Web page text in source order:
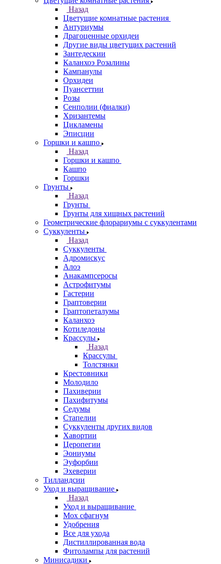
Назад
Цветущие комнатные растения
Антуриумы
Драгоценные орхидеи
Другие виды цветущих растений
Зантедескии
Каланхоэ Розалины
Кампанулы
Орхидеи
Пуансеттии
Розы
Сенполии (фиалки)
Хризантемы
Цикламены
Эписции
Горшки и кашпо
Назад
Горшки и кашпо
Кашпо
Горшки
Грунты
Назад
Грунты
Грунты для хищных растений
Геометрические флорариумы с суккулентами
Суккуленты
Назад
Суккуленты
Адромискус
Алоэ
Анакампсеросы
Астрофитумы
Гастерии
Граптоверии
Граптопеталумы
Каланхоэ
Котиледоны
Крассулы
Назад
Крассулы
Толстянки
Крестовники
Молодило
Пахиверии
Пахифитумы
Седумы
Стапелии
Суккуленты других видов
Хавортии
Церопегии
Эониумы
Эуфорбии
Эхеверии
Тилландсии
Уход и выращивание
Назад
Уход и выращивание
Мох сфагнум
Удобрения
Все для ухода
Дистиллированная вода
Фитолампы для растений
Минисадики